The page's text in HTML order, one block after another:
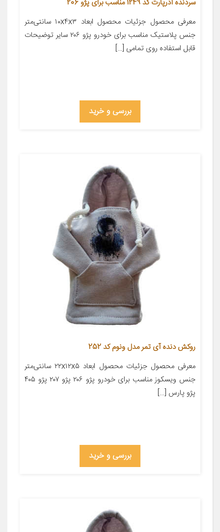
سردنده آذرپارت کد 1249 مناسب برای پژو 206
معرفی محصول جزئیات محصول ابعاد ۱۰x۴x۳ سانتی‌متر
جنس پلاستیک مناسب برای خودرو پژو ۲۰۶ سایر توضیحات
قابل استفاده روی تمامی […]
بررسی و خرید
روکش دنده آی تمر مدل ونوم کد 252
معرفی محصول جزئیات محصول ابعاد ۲۲x۱۲x۵ سانتی‌متر
جنس ویسکوز مناسب برای خودرو پژو ۲۰۶ پژو ۲۰۷ پژو ۴۰۵
پژو پارس […]
بررسی و خرید